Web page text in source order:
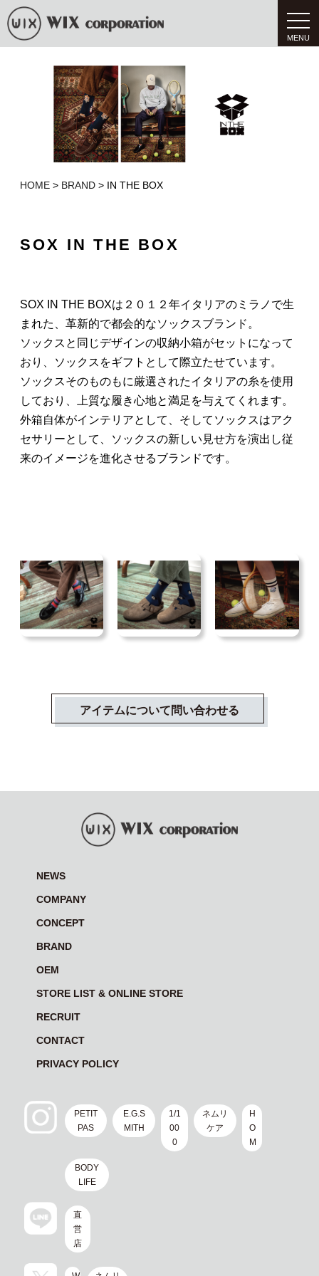
t
o
g
g
HOME > BRAND > IN THE BOX
SOX IN THE BOX
SOX IN THE BOXは２０１２年イタリアのミラノで生
まれた、革新的で都会的なソックスブランド。
ソックスと同じデザインの収納小箱がセットになって
おり、ソックスをギフトとして際立たせています。
ソックスそのものもに厳選されたイタリアの糸を使用
しており、上質な履き心地と満足を与えてくれます。
外箱自体がインテリアとして、そしてソックスはアク
セサリーとして、ソックスの新しい見せ方を演出し従
来のイメージを進化させるブランドです。
アイテムについて問い合わせる
NEWS
COMPANY
CONCEPT
BRAND
OEM
STORE LIST & ONLINE STORE
RECRUIT
CONTACT
PRIVACY POLICY
PETIT
PAS
E.G.S
MITH
1/1
00
0
ネムリ
ケア
H
O
M
BODY
LIFE
直
営
店